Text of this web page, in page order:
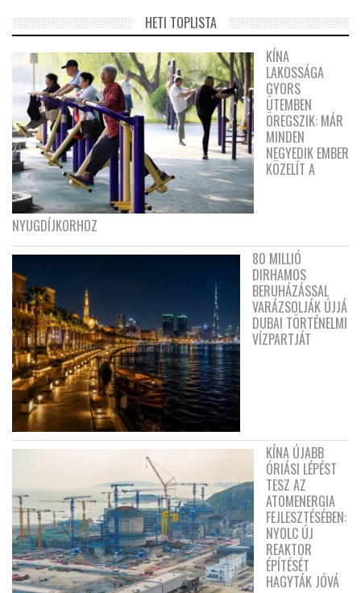
HETI TOPLISTA
KÍNA
LAKOSSÁGA
GYORS
ÜTEMBEN
ÖREGSZIK: MÁR
MINDEN
NEGYEDIK EMBER
KÖZELÍT A
NYUGDÍJKORHOZ
80 MILLIÓ
DIRHAMOS
BERUHÁZÁSSAL
VARÁZSOLJÁK ÚJJÁ
DUBAI TÖRTÉNELMI
VÍZPARTJÁT
KÍNA ÚJABB
ÓRIÁSI LÉPÉST
TESZ AZ
ATOMENERGIA
FEJLESZTÉSÉBEN:
NYOLC ÚJ
REAKTOR
ÉPÍTÉSÉT
HAGYTÁK JÓVÁ